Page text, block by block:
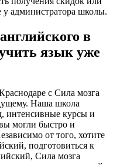
администратора школы.
в
язык уже
с Сила мозга
Наша школа
интенсивные курсы и
могли быстро и
от того, хотите
подготовиться к
Сила мозга